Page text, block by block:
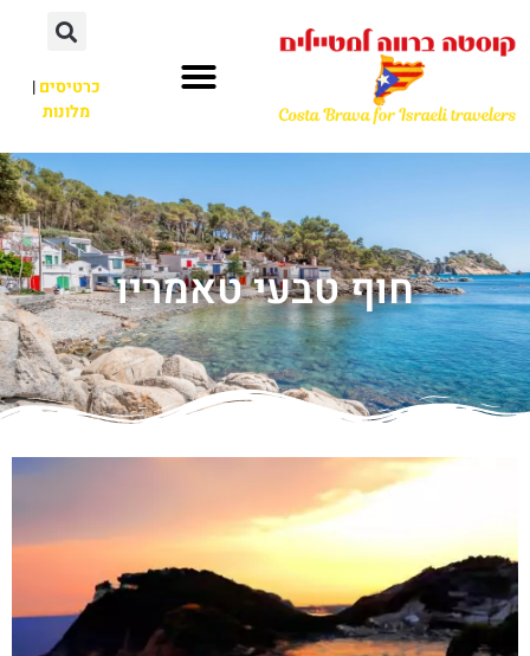
כרטיסים|
מלונות
חוף טבעי טאמריו